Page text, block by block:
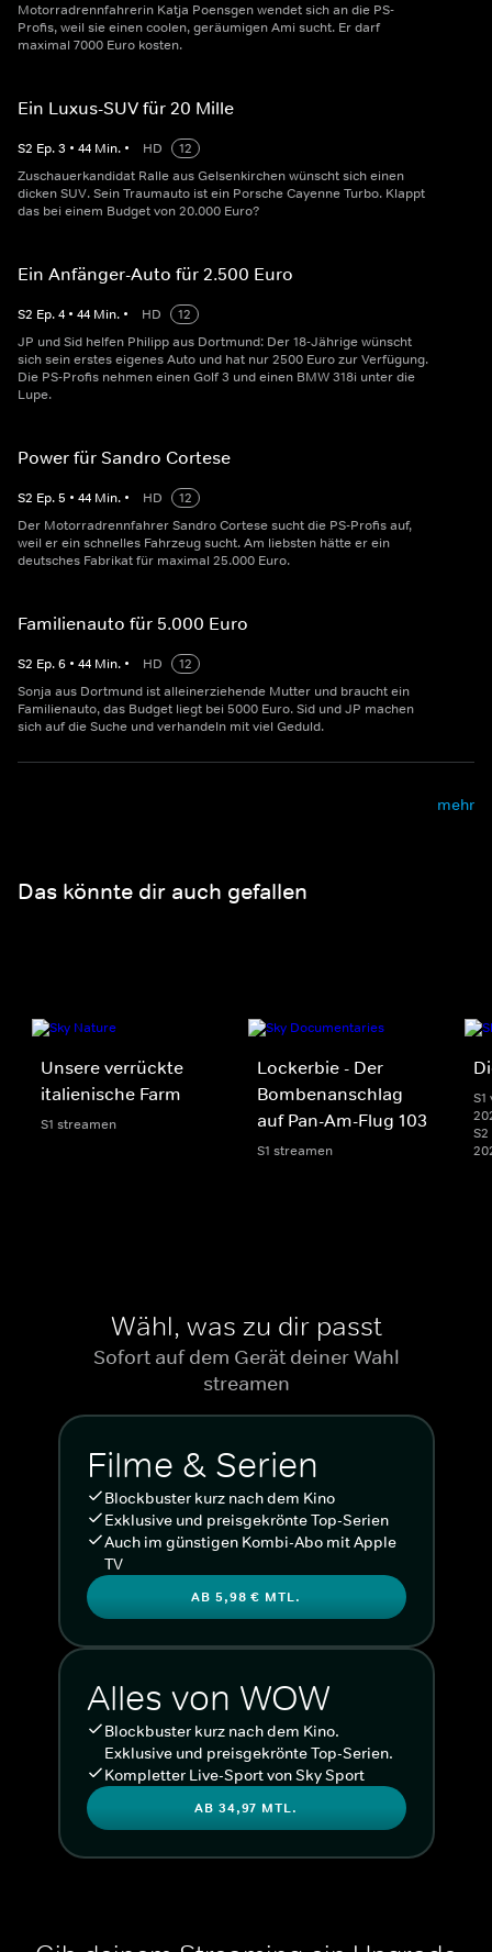
Motorradrennfahrerin Katja Poensgen wendet sich an die PS-
Profis, weil sie einen coolen, geräumigen Ami sucht. Er darf
maximal 7000 Euro kosten.
Ein Luxus-SUV für 20 Mille
S2 Ep.3 • 44 Min. • HD
12
Zuschauerkandidat Ralle aus Gelsenkirchen wünscht sich einen
dicken SUV. Sein Traumauto ist ein Porsche Cayenne Turbo. Klappt
das bei einem Budget von 20.000 Euro?
Ein Anfänger-Auto für 2.500 Euro
S2 Ep.4 • 44 Min. • HD
12
JP und Sid helfen Philipp aus Dortmund: Der 18-Jährige wünscht
sich sein erstes eigenes Auto und hat nur 2500 Euro zur Verfügung.
Die PS-Profis nehmen einen Golf 3 und einen BMW 318i unter die
Lupe.
Power für Sandro Cortese
S2 Ep.5 • 44 Min. • HD
12
Der Motorradrennfahrer Sandro Cortese sucht die PS-Profis auf,
weil er ein schnelles Fahrzeug sucht. Am liebsten hätte er ein
deutsches Fabrikat für maximal 25.000 Euro.
Familienauto für 5.000 Euro
S2 Ep.6 • 44 Min. • HD
12
Sonja aus Dortmund ist alleinerziehende Mutter und braucht ein
Familienauto, das Budget liegt bei 5000 Euro. Sid und JP machen
sich auf die Suche und verhandeln mit viel Geduld.
mehr
Das könnte dir auch gefallen
Unsere verrückte
italienische Farm
S1 streamen
Lockerbie - Der
Bombenanschlag
auf Pan-Am-Flug 103
S1 streamen
Wähl, was zu dir passt
Sofort auf dem Gerät deiner Wahl
streamen
Filme & Serien
Blockbuster kurz nach dem Kino
Exklusive und preisgekrönte Top-Serien
Auch im günstigen Kombi-Abo mit Apple
TV
AB 5,98 € MTL.
Alles von WOW
Blockbuster kurz nach dem Kino.
Exklusive und preisgekrönte Top-Serien.
Kompletter Live-Sport von Sky Sport
AB 34,97 MTL.